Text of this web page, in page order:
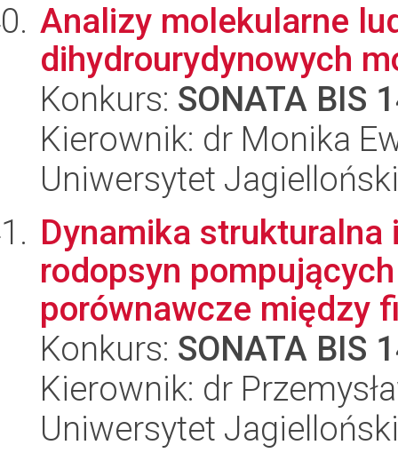
Analizy molekularne
dihydrourydynowych
Konkurs: SONATA BIS
Kierownik: dr Monika
Uniwersytet Jagielloński
Dynamika
rodopsyn
porównawcze między
Konkurs: SONATA BIS
Kierownik: dr
Uniwersytet Jagielloński